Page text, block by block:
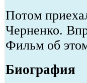
Потом
Черненко.
Фильм об
Биография